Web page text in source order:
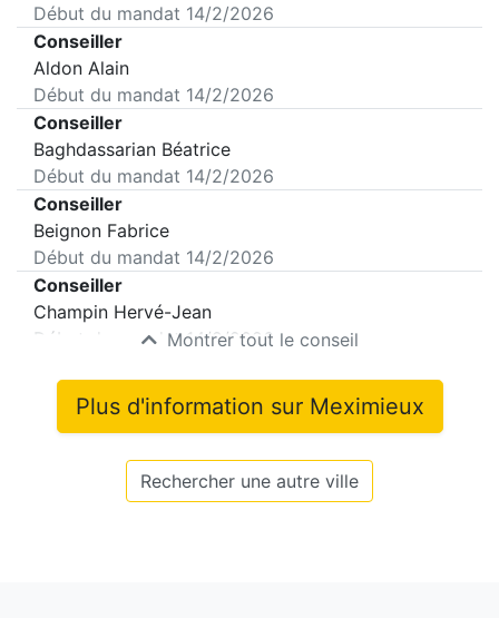
Début du mandat 14/2/2026
Conseiller
Aldon Alain
Début du mandat 14/2/2026
Conseiller
Baghdassarian Béatrice
Début du mandat 14/2/2026
Conseiller
Beignon Fabrice
Début du mandat 14/2/2026
Conseiller
Champin Hervé-Jean
Début du mandat14/2/2026
Montrer tout le conseil
Plus d'information sur Meximieux
Rechercher une autre ville